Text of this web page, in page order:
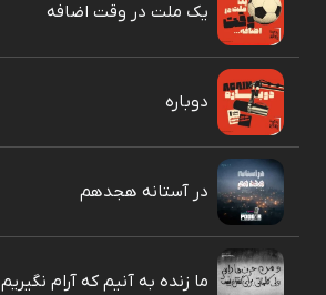
یک ملت در وقت اضافه
دوباره
در آستانه هجدهم
ما زنده به آنیم که آرام نگیریم